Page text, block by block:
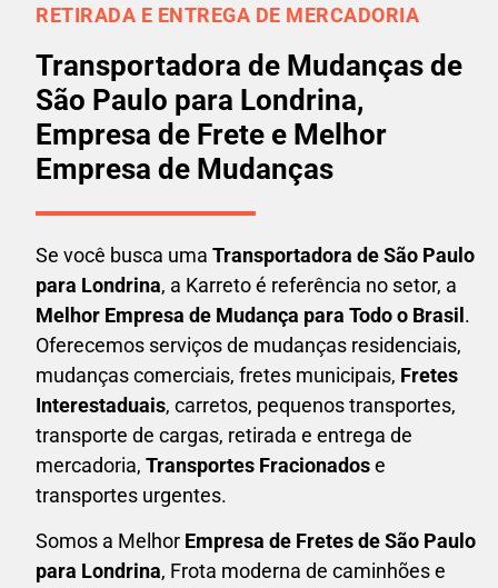
RETIRADA E ENTREGA DE MERCADORIA
Transportadora de Mudanças de
São Paulo para Londrina,
Empresa de Frete e Melhor
Empresa de Mudanças
Se você busca uma Transportadora de São Paulo
para Londrina, a Karreto é referência no setor, a
Melhor Empresa de Mudança para Todo o Brasil.
Oferecemos serviços de mudanças residenciais,
mudanças comerciais, fretes municipais, Fretes
Interestaduais, carretos, pequenos transportes,
transporte de cargas, retirada e entrega de
mercadoria, Transportes Fracionadose
transportes urgentes.
Somos a Melhor Empresa de Fretesde São Paulo
para Londrina, Frota moderna de caminhões e